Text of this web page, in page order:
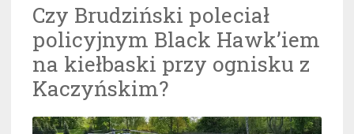
Czy Brudziński poleciał
policyjnym Black Hawk’iem
na kiełbaski przy ognisku z
Kaczyńskim?